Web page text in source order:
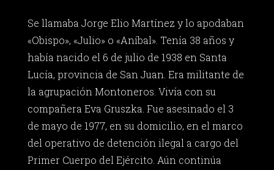
Se llamaba Jorge Elio Martínez y lo apodaban
«Obispo», «Julio» o «Aníbal». Tenía 38 años y
había nacido el 6 de julio de 1938 en Santa
Lucía, provincia de San Juan. Era militante de
la agrupación Montoneros. Vivía con su
compañera Eva Gruszka. Fue asesinado el 3
de mayo de 1977, en su domicilio, en el marco
del operativo de detención ilegal a cargo del
Primer Cuerpo del Ejército. Aún continúa